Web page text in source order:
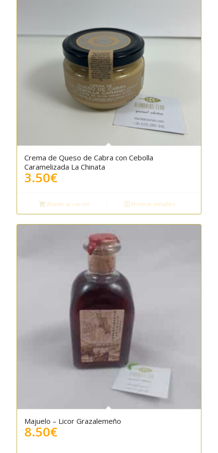
Crema de Queso de Cabra con Cebolla
Caramelizada La Chinata
3.50€
Añadir al carrito Mostrar detalles
Majuelo – Licor Grazalemeño
8.50€